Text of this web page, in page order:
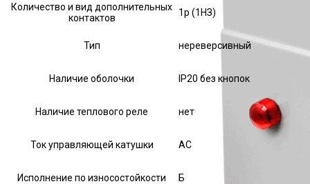
Количество и вид дополнительных
контактов
1р (1НЗ)
Тип нереверсивный
Наличие оболочки IP20 без кнопок
Наличие теплового реле нет
Ток управляющей катушки АС
Исполнение по износостойкости Б